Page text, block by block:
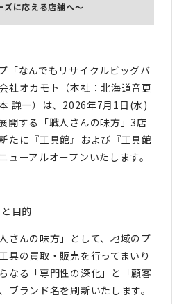
ズに応える店舗へ〜
「なんでもリサイクルビッグバ
社オカモト（本社：北海道音更
謙一）は、2026年7月1日(水)
開する「職人さんの味方」3店
たに『工具館』および『工具館
ューアルオープンいたします。
目的
さんの味方」として、地域のプ
具の買取・販売を行ってまいり
なる「専門性の深化」と「顧客
ブランド名を刷新いたします。